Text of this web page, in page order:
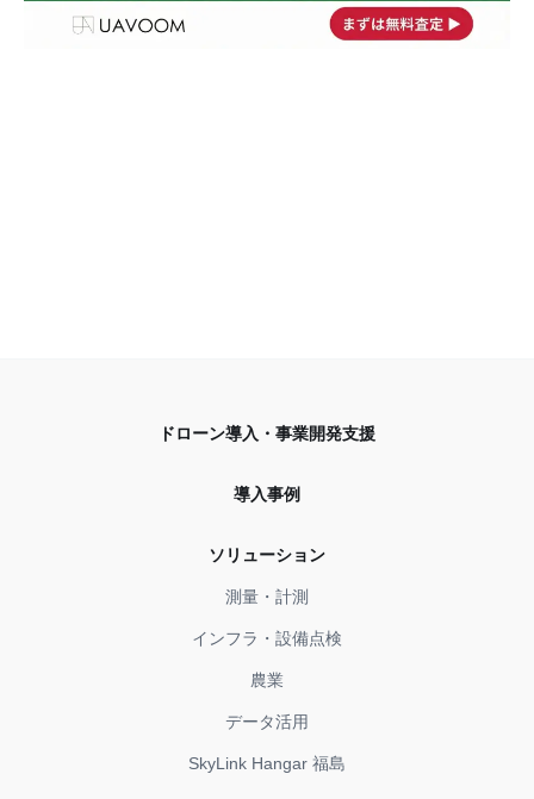
ドローン導入・事業開発支援
導入事例
ソリューション
測量・計測
インフラ・設備点検
農業
データ活用
SkyLink Hangar 福島